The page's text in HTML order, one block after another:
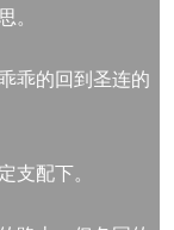
乖的回到圣连的
配下。